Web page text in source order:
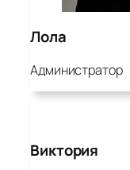
Лола
Администратор
Виктория